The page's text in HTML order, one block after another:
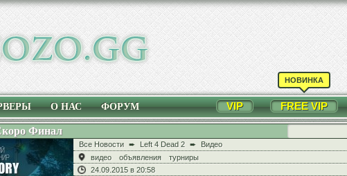
О НАС ФОРУМ FREE VIP
НОВИНКА
VIP
Финал
Все Новости ➨ Left 4 Dead 2 ➨
Видео
видео
объявления
турниры
24.09.2015 в 20:58